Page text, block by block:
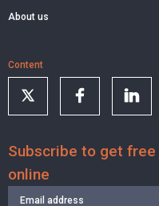
About us
Content
Subscribe to get
online